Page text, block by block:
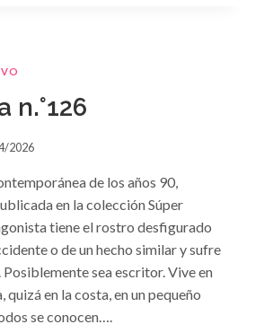
n.°126
2026
de los años 90,
en la colección Súper
tiene el rostro desfigurado
o de un hecho similar y sufre
sea escritor. Vive en
quizá en la costa, en un pequeño
se conocen….